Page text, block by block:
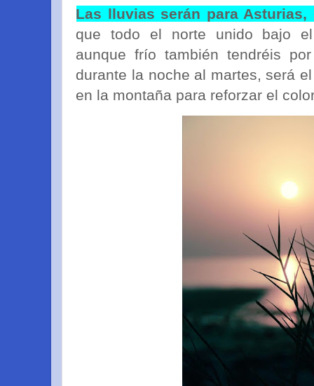
Las lluvias serán para Asturias,
que todo el norte unido bajo el
aunque frío también tendréis
durante la noche al martes, será
en la montaña para reforzar el